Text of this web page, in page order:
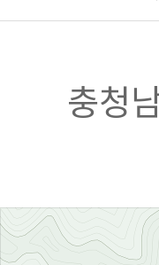
충청